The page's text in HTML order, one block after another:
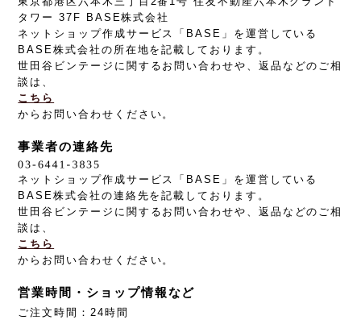
タワー 37F BASE株式会社
ネットショップ作成サービス「BASE」を運営している
BASE株式会社の所在地を記載しております。
世田谷ビンテージに関するお問い合わせや、返品などのご相
談は、
こちら
からお問い合わせください。
事業者の連絡先
ネットショップ作成サービス「BASE」を運営している
BASE株式会社の連絡先を記載しております。
世田谷ビンテージに関するお問い合わせや、返品などのご相
談は、
こちら
からお問い合わせください。
営業時間・ショップ情報など
ご注文時間：24時間